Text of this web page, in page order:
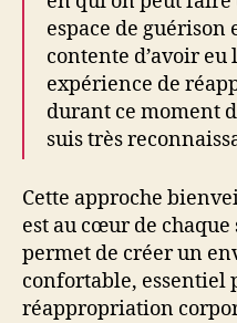
espace de guérison
contente d’avoir
expérience de
durant ce moment
suis très
Cette approche
est au cœur de chaque
permet de créer un
confortable, essentiel
réappropriation